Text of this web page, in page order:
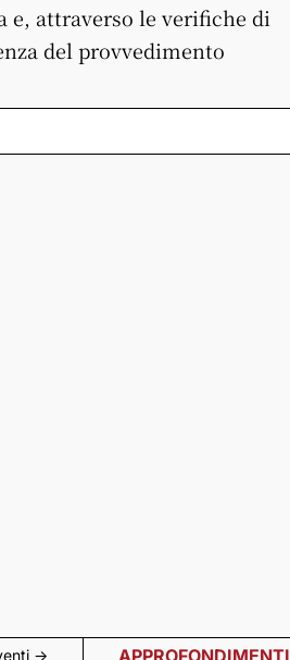
attraverso le verifiche di
del provvedimento
-> APPROFONDIMENTI